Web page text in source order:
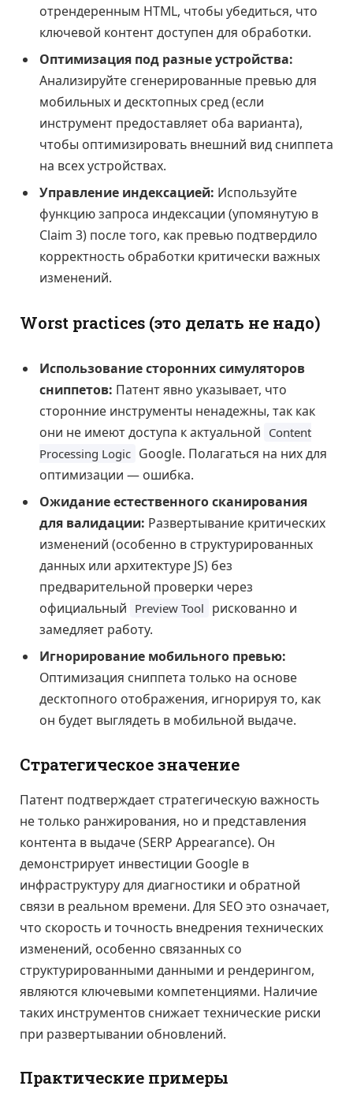
отрендеренным HTML, чтобы убедиться, что
ключевой контент доступен для обработки.
Оптимизация под разные устройства:
Анализируйте сгенерированные превью для
мобильных и десктопных сред (если
инструмент предоставляет оба варианта),
чтобы оптимизировать внешний вид сниппета
на всех устройствах.
Управление индексацией: Используйте
функцию запроса индексации (упомянутую в
Claim 3) после того, как превью подтвердило
корректность обработки критически важных
изменений.
Worst practices (это делать не надо)
Использование сторонних симуляторов
сниппетов: Патент явно указывает, что
сторонние инструменты ненадежны, так как
они не имеют доступа к актуальной Content
Processing Logic Google. Полагаться на них для
оптимизации — ошибка.
Ожидание естественного сканирования
для валидации: Развертывание критических
изменений (особенно в структурированных
данных или архитектуре JS) без
предварительной проверки через
официальный Preview Tool рискованно и
замедляет работу.
Игнорирование мобильного превью:
Оптимизация сниппета только на основе
десктопного отображения, игнорируя то, как
он будет выглядеть в мобильной выдаче.
Стратегическое значение
Патент подтверждает стратегическую важность
не только ранжирования, но и представления
контента в выдаче (SERP Appearance). Он
демонстрирует инвестиции Google в
инфраструктуру для диагностики и обратной
связи в реальном времени. Для SEO это означает,
что скорость и точность внедрения технических
изменений, особенно связанных со
структурированными данными и рендерингом,
являются ключевыми компетенциями. Наличие
таких инструментов снижает технические риски
при развертывании обновлений.
Практические примеры